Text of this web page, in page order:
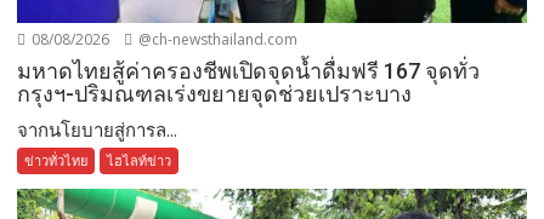
08/08/2026 @ch-newsthailand.com
มหาดไทยสู้ค่าครองชีพเปิดจุดน้ำดื่มฟรี 167 จุดทั่ว
กรุงฯ-ปริมณฑลเร่งขยายจุดช่วยเปราะบาง
จากนโยบายสู่การล...
ข่าวทั่วไทย ไฮไลท์ข่าว